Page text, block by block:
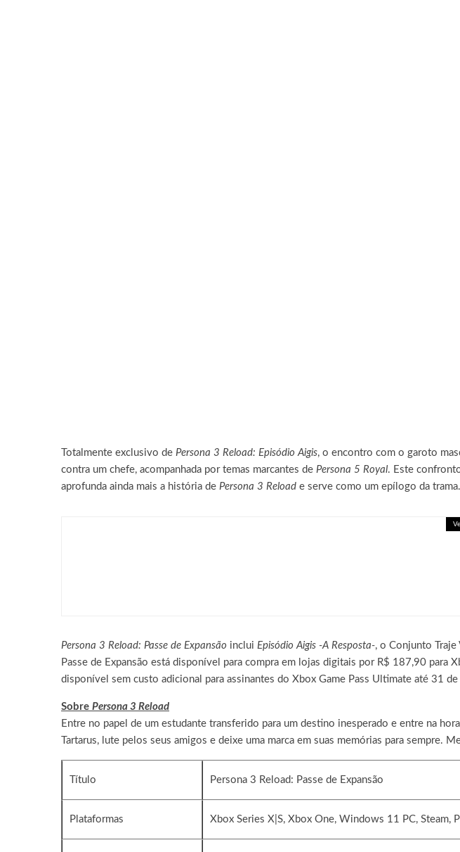
Totalmente exclusivo de Persona 3 Reload: Episódio Aigis, o encontro com o garoto
contra um chefe, acompanhada por temas marcantes de Persona 5 Royal. Este
aprofunda ainda mais a história de Persona 3 Reload e serve como um epílogo da trama.
Persona 3 Reload: Passe de Expansão inclui Episódio Aigis -A Resposta-, o Conjunto
Passe de Expansão está disponível para compra em lojas digitais por R$ 187,90 para
disponível sem custo adicional para assinantes do Xbox Game Pass Ultimate até 31
Sobre Persona 3 Reload
Entre no papel de um estudante transferido para um destino inesperado e entre na
Tartarus, lute pelos seus amigos e deixe uma marca em suas memórias para sempre.
Título Persona 3 Reload: Passe de Expansão
Plataformas Xbox Series X|S, Xbox One, Windows 11 PC, Steam,